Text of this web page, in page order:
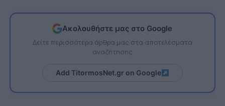
Ακολουθήστε μας στο Google
Δείτε περισσότερα άρθρα μας στα αποτελέσματα
αναζήτησης
Add TitormosNet.gr on Google